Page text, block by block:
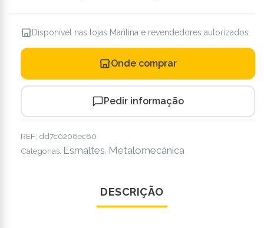
Disponível nas lojas Marilina e revendedores autorizados.
Onde comprar
Pedir informação
REF: dd7c0208ec80
Categorias: Esmaltes Metalomecânica
DESCRIÇÃO